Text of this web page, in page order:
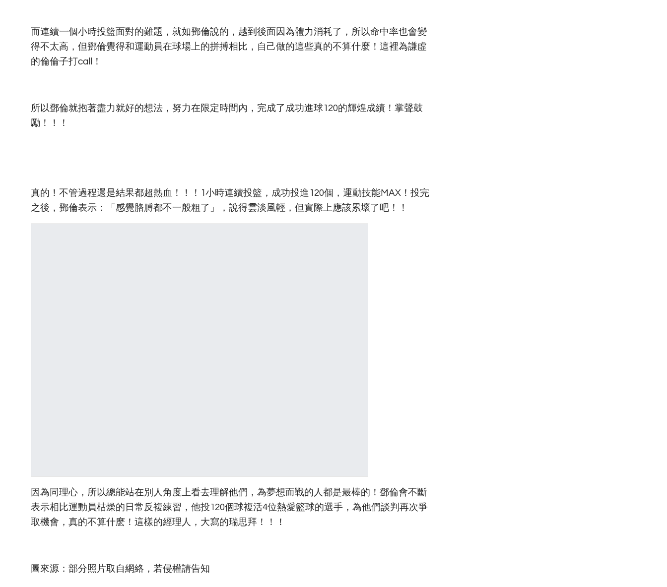
而連續一個小時投籃面對的難題，就如鄧倫說的，越到後面因為體力消耗了，所以命中率也會變
得不太高，但鄧倫覺得和運動員在球場上的拼搏相比，自己做的這些真的不算什麼！這裡為謙虛
的倫倫子打call！
所以鄧倫就抱著盡力就好的想法，努力在限定時間內，完成了成功進球120的輝煌成績！掌聲鼓
勵！！！
真的！不管過程還是結果都超熱血！！！1小時連續投籃，成功投進120個，運動技能MAX！投完
之後，鄧倫表示：「感覺胳膊都不一般粗了」，說得雲淡風輕，但實際上應該累壞了吧！！
因為同理心，所以總能站在別人角度上看去理解他們，為夢想而戰的人都是最棒的！鄧倫會不斷
表示相比運動員枯燥的日常反複練習，他投120個球複活4位熱愛籃球的選手，為他們談判再次爭
取機會，真的不算什麽！這樣的經理人，大寫的瑞思拜！！！
圖來源：部分照片取自網絡，若侵權請告知